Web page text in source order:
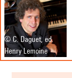
© C. Daguet, ed.
Henry Lemoine